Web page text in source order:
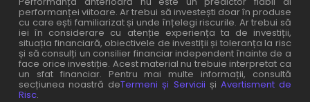
performanței viitoare. Ar trebui să investești doar în produse
cu care ești familiarizat și unde înțelegi riscurile. Ar trebui să
iei în considerare cu atenție experiența ta de investiții,
situația financiară, obiectivele de investiții și toleranța la risc
și să consulți un consilier financiar independent înainte de a
face orice investiție. Acest material nu trebuie interpretat ca
un sfat financiar. Pentru mai multe informații, consultă
secțiunea noastră deTermeni și Servicii și Avertisment de
Risc.